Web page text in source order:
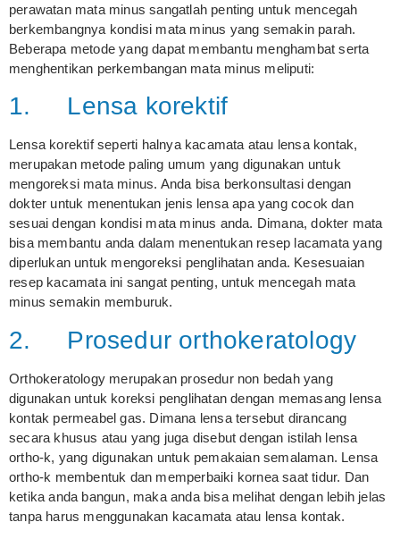
perawatan mata minus sangatlah penting untuk mencegah
berkembangnya kondisi mata minus yang semakin parah.
Beberapa metode yang dapat membantu menghambat serta
menghentikan perkembangan mata minus meliputi:
1. Lensa korektif
Lensa korektif seperti halnya kacamata atau lensa kontak,
merupakan metode paling umum yang digunakan untuk
mengoreksi mata minus. Anda bisa berkonsultasi dengan
dokter untuk menentukan jenis lensa apa yang cocok dan
sesuai dengan kondisi mata minus anda. Dimana, dokter mata
bisa membantu anda dalam menentukan resep lacamata yang
diperlukan untuk mengoreksi penglihatan anda. Kesesuaian
resep kacamata ini sangat penting, untuk mencegah mata
minus semakin memburuk.
2. Prosedur orthokeratology
Orthokeratology merupakan prosedur non bedah yang
digunakan untuk koreksi penglihatan dengan memasang lensa
kontak permeabel gas. Dimana lensa tersebut dirancang
secara khusus atau yang juga disebut dengan istilah lensa
ortho-k, yang digunakan untuk pemakaian semalaman. Lensa
ortho-k membentuk dan memperbaiki kornea saat tidur. Dan
ketika anda bangun, maka anda bisa melihat dengan lebih jelas
tanpa harus menggunakan kacamata atau lensa kontak.